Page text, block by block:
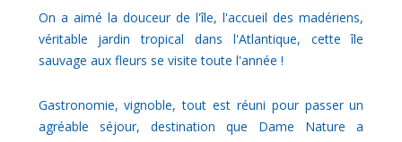
On a aimé la douceur de l'île, l'accueil des madériens,
véritable jardin tropical dans l'Atlantique, cette île
sauvage aux fleurs se visite toute l'année !
Gastronomie, vignoble, tout est réuni pour passer un
agréable séjour, destination que Dame Nature a